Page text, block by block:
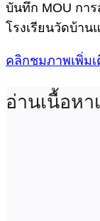
บันทึก MOU กา
โรงเรียนวัดบ้าน
คลิกชมภาพเพิ่ม
อ่านเนื้อหา